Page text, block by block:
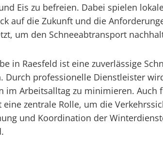
Eis zu befreien. Dabei spielen
auf die Zukunft und die
um den Schneeabtransport
in Raesfeld ist eine zuverlässige
Durch professionelle Dienstleister
im Arbeitsalltag zu minimieren.
eine zentrale Rolle, um die
und Koordination der